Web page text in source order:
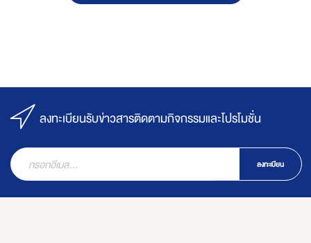
ลงทะเบียนรับข่าวสารติดตามกิจกรรมและโปรโมชั่น
ลงทะเบียน